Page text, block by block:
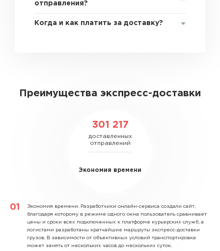
отправления?
Когда и как платить за доставку?
Преимущества экспресс-доставки
301 217
доставленных
отправлений
Экономия времени
Экономия времени. Разработчики онлайн-сервиса создали сайт,
благодаря которому в режиме одного окна пользователь сравнивает
цены и сроки всех подключенных к платформе курьерских служб, а
логистами разработаны кратчайшие маршруты экспресс-доставки
грузов. В зависимости от объективных условий транспортировка
может занять от нескольких часов до нескольких суток.